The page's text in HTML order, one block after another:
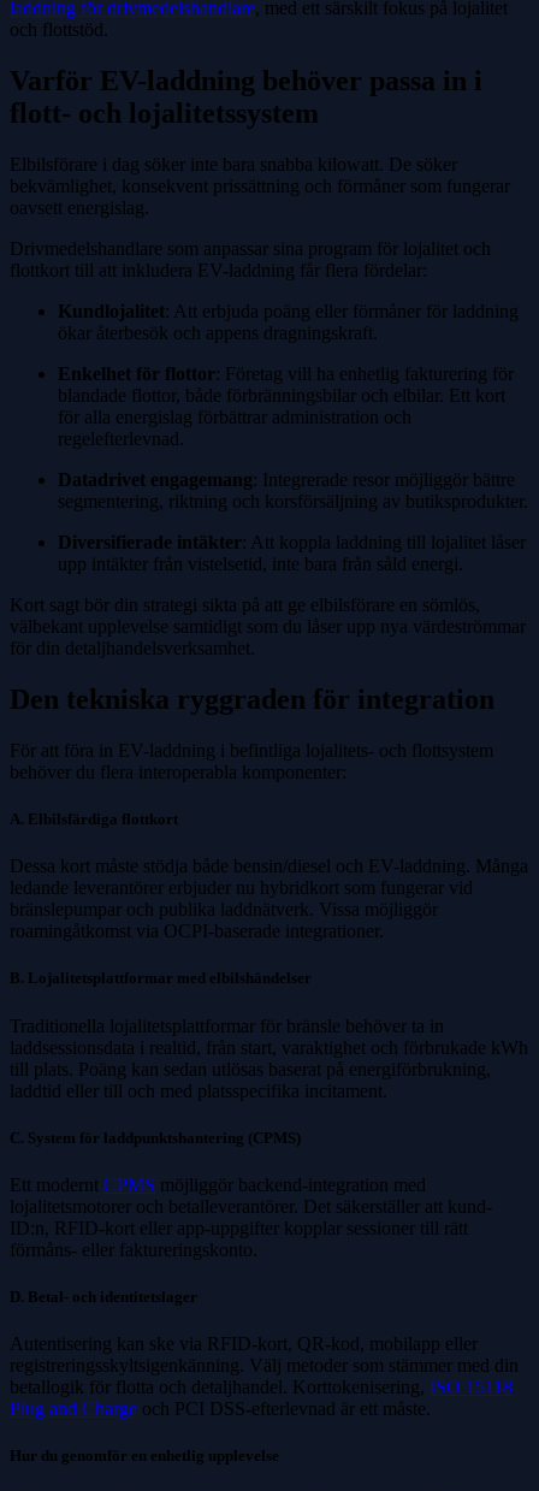
laddning för drivmedelshandlare, med ett särskilt fokus på lojalitet
och flottstöd.
Varför EV-laddning behöver passa in i
flott- och lojalitetssystem
Elbilsförare i dag söker inte bara snabba kilowatt. De söker
bekvämlighet, konsekvent prissättning och förmåner som fungerar
oavsett energislag.
Drivmedelshandlare som anpassar sina program för lojalitet och
flottkort till att inkludera EV-laddning får flera fördelar:
Kundlojalitet: Att erbjuda poäng eller förmåner för laddning
ökar återbesök och appens dragningskraft.
Enkelhet för flottor: Företag vill ha enhetlig fakturering för
blandade flottor, både förbränningsbilar och elbilar. Ett kort
för alla energislag förbättrar administration och
regelefterlevnad.
Datadrivet engagemang: Integrerade resor möjliggör bättre
segmentering, riktning och korsförsäljning av butiksprodukter.
Diversifierade intäkter: Att koppla laddning till lojalitet låser
upp intäkter från vistelsetid, inte bara från såld energi.
Kort sagt bör din strategi sikta på att ge elbilsförare en sömlös,
välbekant upplevelse samtidigt som du låser upp nya värdeströmmar
för din detaljhandelsverksamhet.
Den tekniska ryggraden för integration
För att föra in EV-laddning i befintliga lojalitets- och flottsystem
behöver du flera interoperabla komponenter:
A. Elbilsfärdiga flottkort
Dessa kort måste stödja både bensin/diesel och EV-laddning. Många
ledande leverantörer erbjuder nu hybridkort som fungerar vid
bränslepumpar och publika laddnätverk. Vissa möjliggör
roamingåtkomst via OCPI-baserade integrationer.
B. Lojalitetsplattformar med elbilshändelser
Traditionella lojalitetsplattformar för bränsle behöver ta in
laddsessionsdata i realtid, från start, varaktighet och förbrukade kWh
till plats. Poäng kan sedan utlösas baserat på energiförbrukning,
laddtid eller till och med platsspecifika incitament.
C. System för laddpunktshantering (CPMS)
Ett modernt CPMS möjliggör backend-integration med
lojalitetsmotorer och betalleverantörer. Det säkerställer att kund-
ID:n, RFID-kort eller app-uppgifter kopplar sessioner till rätt
förmåns- eller faktureringskonto.
D. Betal- och identitetslager
Autentisering kan ske via RFID-kort, QR-kod, mobilapp eller
registreringsskyltsigenkänning. Välj metoder som stämmer med din
betallogik för flotta och detaljhandel. Korttokenisering, ISO 15118
Plug and Charge och PCI DSS-efterlevnad är ett måste.
Hur du genomför en enhetlig upplevelse